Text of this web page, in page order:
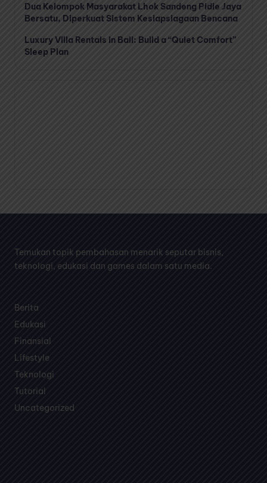
Dua Kelompok Masyarakat Lhok Sandeng Pidie Jaya
Bersatu, Diperkuat Sistem Kesiapsiagaan Bencana
Luxury Villa Rentals in Bali: Build a “Quiet Comfort”
Sleep Plan
Temukan topik pembahasan menarik seputar bisnis,
teknologi, edukasi dan games dalam satu media.
Berita
Edukasi
Finansial
Lifestyle
Teknologi
Tutorial
Uncategorized